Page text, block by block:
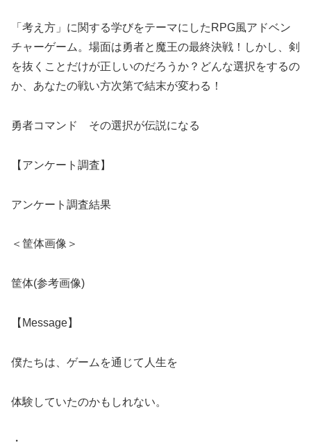
「考え方」に関する学びをテーマにしたRPG風アドベン
チャーゲーム。場面は勇者と魔王の最終決戦！しかし、剣
を抜くことだけが正しいのだろうか？どんな選択をするの
か、あなたの戦い方次第で結末が変わる！
勇者コマンド その選択が伝説になる
【アンケート調査】
アンケート調査結果
＜筐体画像＞
筐体(参考画像)
【Message】
僕たちは、ゲームを通じて人生を
体験していたのかもしれない。
・